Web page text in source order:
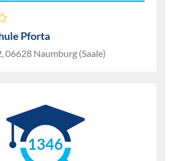
Pforta
06628 Naumburg (Saale)
1346